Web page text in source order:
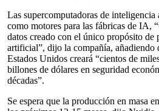
Las supercomputadoras de
como motores para las fábricas de IA,
datos creado con el único propósito de
artificial”, dijo la compañía, añadiendo
Estados Unidos creará “cientos de
billones de dólares en seguridad
décadas”.
Se espera que la producción en masa